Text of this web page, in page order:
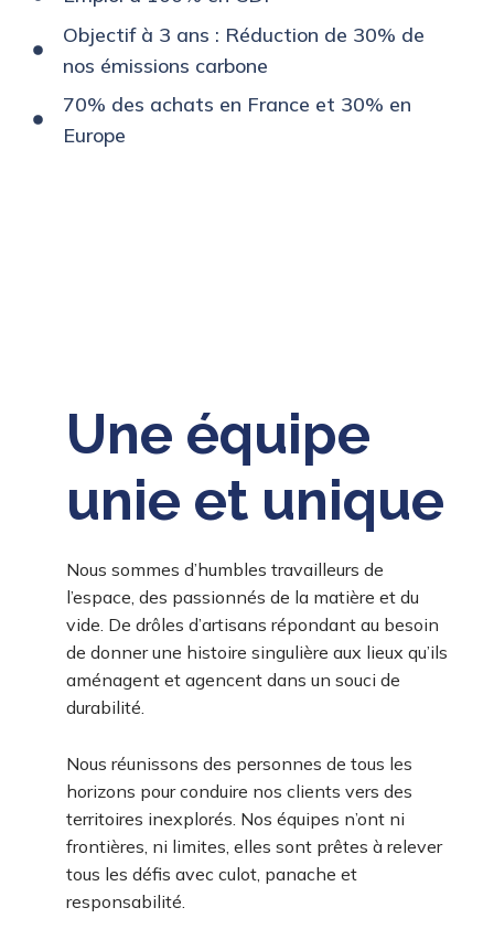
Objectif à 3 ans : Réduction de 30% de
nos émissions carbone
70% des achats en France et 30% en
Europe
Une équipe
unie et unique
Nous sommes d’humbles travailleurs de
l’espace, des passionnés de la matière et du
vide. De drôles d’artisans répondant au besoin
de donner une histoire singulière aux lieux qu’ils
aménagent et agencent dans un souci de
durabilité.
Nous réunissons des personnes de tous les
horizons pour conduire nos clients vers des
territoires inexplorés. Nos équipes n’ont ni
frontières, ni limites, elles sont prêtes à relever
tous les défis avec culot, panache et
responsabilité.